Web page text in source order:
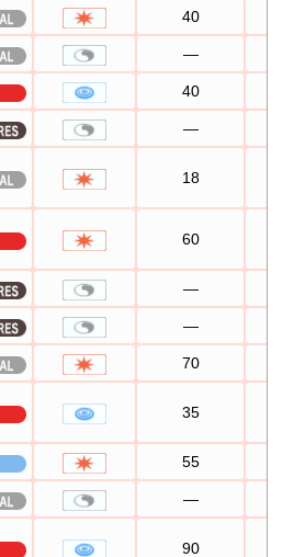
40
—
40
—
18
60
—
—
70
35
55
—
90